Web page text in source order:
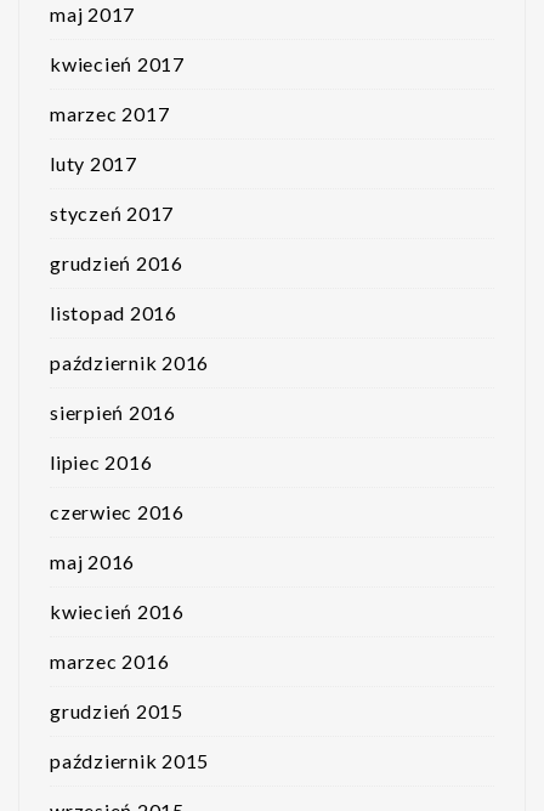
maj 2017
kwiecień 2017
marzec 2017
luty 2017
styczeń 2017
grudzień 2016
listopad 2016
październik 2016
sierpień 2016
lipiec 2016
czerwiec 2016
maj 2016
kwiecień 2016
marzec 2016
grudzień 2015
październik 2015